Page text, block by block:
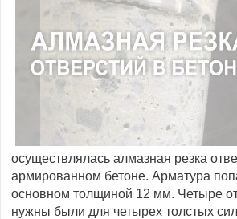
осуществлялась алмазная резка
армированном бетоне. Арматура
основном толщиной 12 мм. Четыре
нужны были для четырех толстых